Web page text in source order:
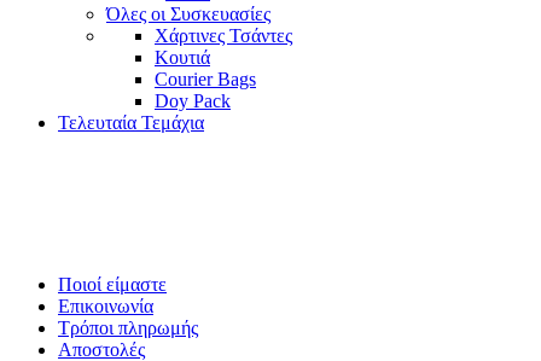
Όλες οι Συσκευασίες
Χάρτινες Τσάντες
Κουτιά
Courier Bags
Doy Pack
Τελευταία Τεμάχια
Ποιοί είμαστε
Επικοινωνία
Τρόποι πληρωμής
Αποστολές